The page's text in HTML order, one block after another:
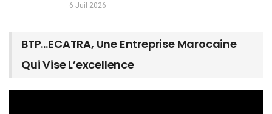
6 Juil 2026
BTP…ECATRA, Une Entreprise Marocaine
Qui Vise L’excellence